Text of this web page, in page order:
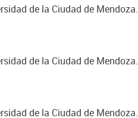
de la Ciudad de Mendoza.
de la Ciudad de Mendoza.
de la Ciudad de Mendoza.